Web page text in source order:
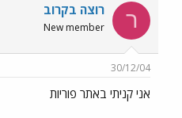
ר רוצה בקרוב
New member
30/12/04
אני קניתי באתר פוריות